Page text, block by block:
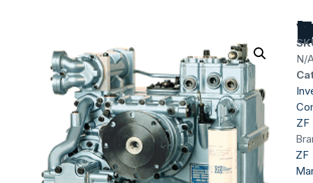
Invertitore
N/
ZF
ZF